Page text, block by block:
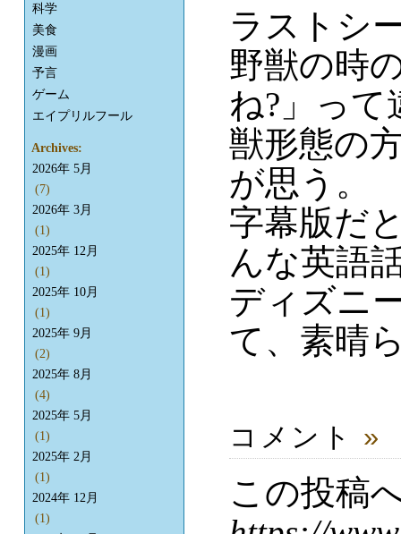
ラストシ
野獣の時
ね?」って
獣形態の
が思う。
字幕版だ
んな英語
ディズニ
て、素晴
コメント »
この投稿
科学
美食
漫画
予言
ゲーム
エイプリルフール
Archives:
2026年 5月
(7)
2026年 3月
(1)
2025年 12月
(1)
2025年 10月
(1)
2025年 9月
(2)
2025年 8月
(4)
2025年 5月
(1)
2025年 2月
(1)
2024年 12月
(1)